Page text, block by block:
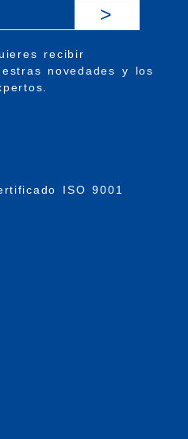
>
recibir
novedades y los
ISO 9001